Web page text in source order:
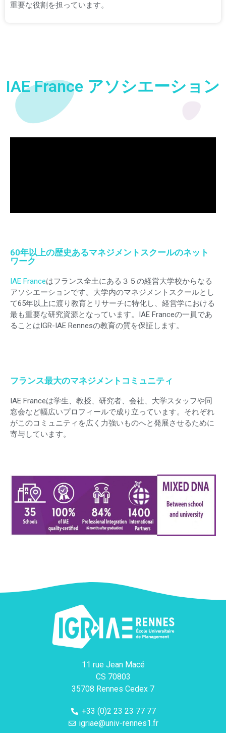
重要な役割を担っています。
IAE France アソシエーション
60年以上の歴史あるマネジメントスクールのネット
ワーク
IAE Franceはフランス全土にある３５の経営大学校からなる
アソシエーションです。大学内のマネジメントスクールとし
て65年以上に渡り教育とリサーチに特化し、経営学における
最も重要な研究資源となっています。IAE Franceの一員であ
ることはIGR-IAE Rennesの教育の質を保証します。
フランス最大のマネジメントコミュニティ
IAE Franceは学生、教授、研究者、会社、大学スタッフや同
窓会など幅広いプロフィールで成り立っています。それぞれ
がこのコミュニティを広く力強いものへと発展させるために
寄与しています。
11 rue Jean Macé
CS 70803
35708 Rennes Cedex 7
+33 (0)2 23 23 77 77
igriae@univ-rennes1.fr